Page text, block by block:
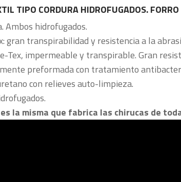
TIPO CORDURA HIDROFUGADOS.
Ambos hidrofugados.
gran transpirabilidad y resistencia a la
Tex, impermeable y transpirable. Gran
preformada con tratamiento
con relieves auto-limpieza.
la misma que fabrica las chirucas de